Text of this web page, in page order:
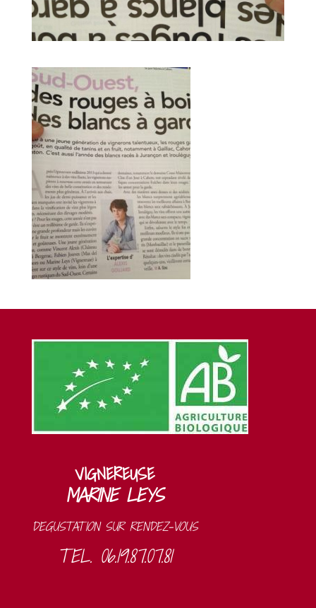
VIGNEREUSE
MARINE LEYS
DEGUSTATION SUR RENDEZ-VOUS
TEL. 06.19.87.07.81